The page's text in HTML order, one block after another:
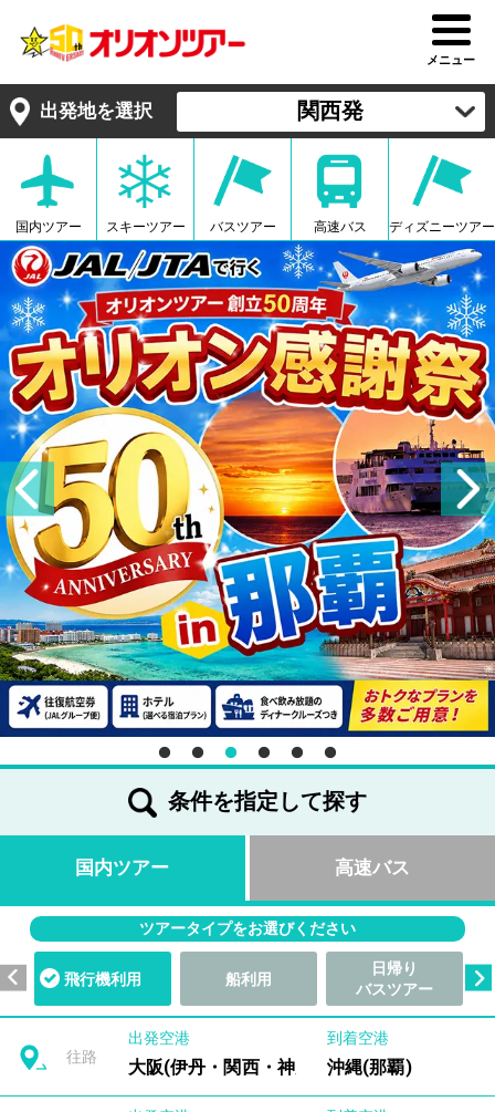
メニュー
出発地を選択 関西発
国内ツアー スキーツアー バスツアー 高速バス ディズニーツアー
条件を指定して探す
国内ツアー 高速バス
ツアータイプをお選びください
飛行機利用 船利用
日帰り
バスツアー
往路
出発空港
大阪(伊丹・関西・神戸)
到着空港
沖縄(那覇)